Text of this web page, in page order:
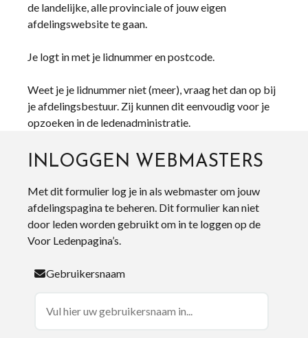
de landelijke, alle provinciale of jouw eigen
afdelingswebsite te gaan.
Je logt in met je lidnummer en postcode.
Weet je je lidnummer niet (meer), vraag het dan op bij
je afdelingsbestuur. Zij kunnen dit eenvoudig voor je
opzoeken in de ledenadministratie.
INLOGGEN WEBMASTERS
Met dit formulier log je in als webmaster om jouw
afdelingspagina te beheren. Dit formulier kan niet
door leden worden gebruikt om in te loggen op de
Voor Ledenpagina’s.
Gebruikersnaam